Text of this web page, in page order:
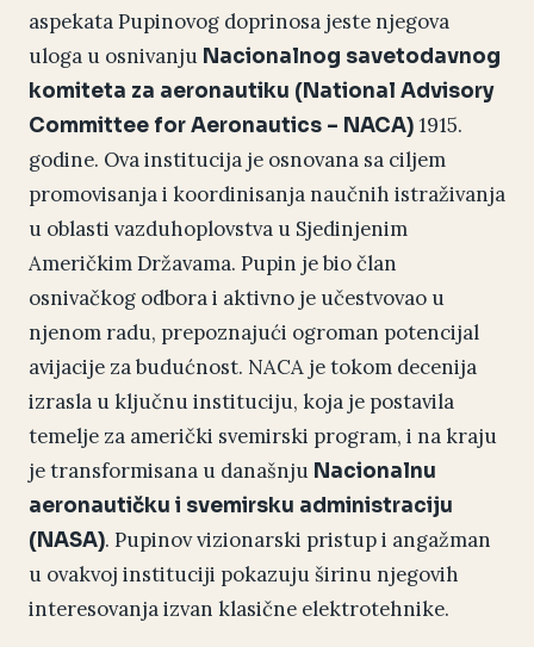
aspekata Pupinovog doprinosa jeste njegova
uloga u osnivanju Nacionalnog savetodavnog
komiteta za aeronautiku (National Advisory
Committee for Aeronautics – NACA)1915.
godine. Ova institucija je osnovana sa ciljem
promovisanja i koordinisanja naučnih istraživanja
u oblasti vazduhoplovstva u Sjedinjenim
Američkim Državama. Pupin je bio član
osnivačkog odbora i aktivno je učestvovao u
njenom radu, prepoznajući ogroman potencijal
avijacije za budućnost. NACA je tokom decenija
izrasla u ključnu instituciju, koja je postavila
temelje za američki svemirski program, i na kraju
je transformisana u današnju Nacionalnu
aeronautičku i svemirsku administraciju
(NASA). Pupinov vizionarski pristup i angažman
u ovakvoj instituciji pokazuju širinu njegovih
interesovanja izvan klasične elektrotehnike.